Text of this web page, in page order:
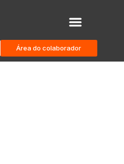
Área do colaborador